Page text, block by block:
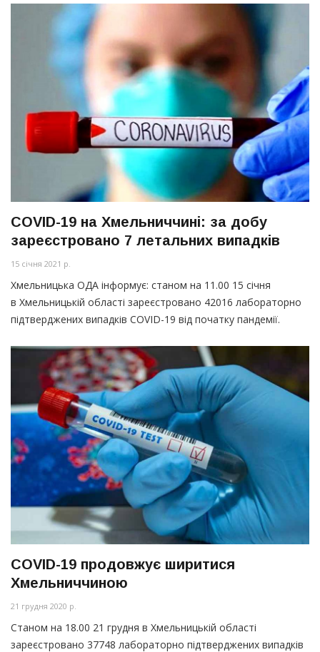
COVID-19 на Хмельниччині: за добу
зареєстровано 7 летальних випадків
15 січня 2021 р.
Хмельницька ОДА інформує: станом на 11.00 15 січня
в Хмельницькій області зареєстровано 42016 лабораторно
підтверджених випадків COVID-19 від початку пандемії.
COVID-19 продовжує ширитися
Хмельниччиною
21 грудня 2020 р.
Станом на 18.00 21 грудня в Хмельницькій області
зареєстровано 37748 лабораторно підтверджених випадків